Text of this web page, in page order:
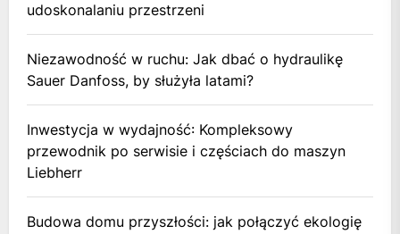
udoskonalaniu przestrzeni
Niezawodność w ruchu: Jak dbać o hydraulikę
Sauer Danfoss, by służyła latami?
Inwestycja w wydajność: Kompleksowy
przewodnik po serwisie i częściach do maszyn
Liebherr
Budowa domu przyszłości: jak połączyć ekologię